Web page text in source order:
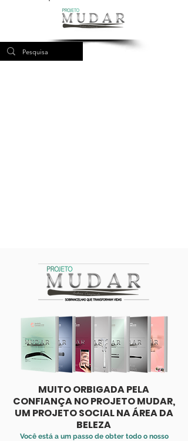
MUITO ORBIGADA PELA
CONFIANÇANO PROJETO MUDAR,
UM PROJETO SOCIAL NA ÁREA DA
BELEZA
Você está a um passo de obter todo o nosso